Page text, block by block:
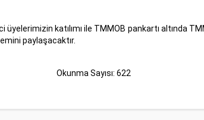
katılımı ile TMMOB pankartı altında
paylaşacaktır.
Okunma Sayısı: 622